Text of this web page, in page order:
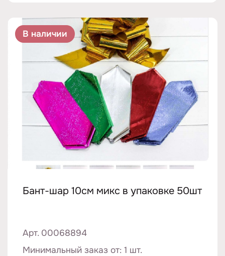
В наличии
Бант-шар 10см микс в упаковке 50шт
Арт. 00068894
Минимальный заказ от: 1 шт.